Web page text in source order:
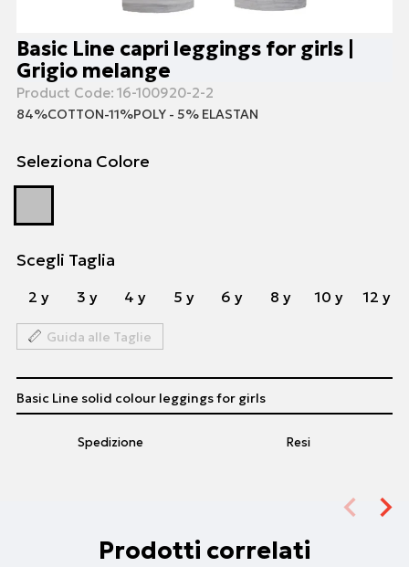
Basic Line capri leggings for girls |
Grigio melange
Product Code: 16-100920-2-2
84%COTTON-11%POLY - 5% ELASTAN
Seleziona Colore
Scegli Taglia
2 y 3 y 4 y 5 y 6 y 8 y 10 y 12 y
Guida alle Taglie
Spedizione Resi
Basic Line solid colour leggings for girls
Prodotti correlati